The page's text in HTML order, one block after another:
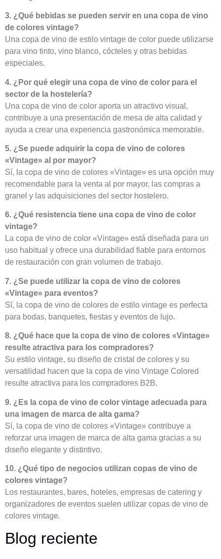
3. ¿Qué bebidas se pueden servir en una copa de vino
de colores vintage?
Una copa de vino de estilo vintage de color puede utilizarse
para vino tinto, vino blanco, cócteles y otras bebidas
especiales.
4. ¿Por qué elegir una copa de vino de color para el
sector de la hostelería?
Una copa de vino de color aporta un atractivo visual,
contribuye a una presentación de mesa de alta calidad y
ayuda a crear una experiencia gastronómica memorable.
5. ¿Se puede adquirir la copa de vino de colores
«Vintage» al por mayor?
Sí, la copa de vino de colores «Vintage» es una opción muy
recomendable para la venta al por mayor, las compras a
granel y las adquisiciones del sector hostelero.
6. ¿Qué resistencia tiene una copa de vino de color
vintage?
La copa de vino de color «Vintage» está diseñada para un
uso habitual y ofrece una durabilidad fiable para entornos
de restauración con gran volumen de trabajo.
7. ¿Se puede utilizar la copa de vino de colores
«Vintage» para eventos?
Sí, la copa de vino de colores de estilo vintage es perfecta
para bodas, banquetes, fiestas y eventos de lujo.
8. ¿Qué hace que la copa de vino de colores «Vintage»
resulte atractiva para los compradores?
Su estilo vintage, su diseño de cristal de colores y su
versatilidad hacen que la copa de vino Vintage Colored
resulte atractiva para los compradores B2B.
9. ¿Es la copa de vino de color vintage adecuada para
una imagen de marca de alta gama?
Sí, la copa de vino de colores «Vintage» contribuye a
reforzar una imagen de marca de alta gama gracias a su
diseño elegante y distintivo.
10. ¿Qué tipo de negocios utilizan copas de vino de
colores vintage?
Los restaurantes, bares, hoteles, empresas de catering y
organizadores de eventos suelen utilizar copas de vino de
colores vintage.
Blog reciente